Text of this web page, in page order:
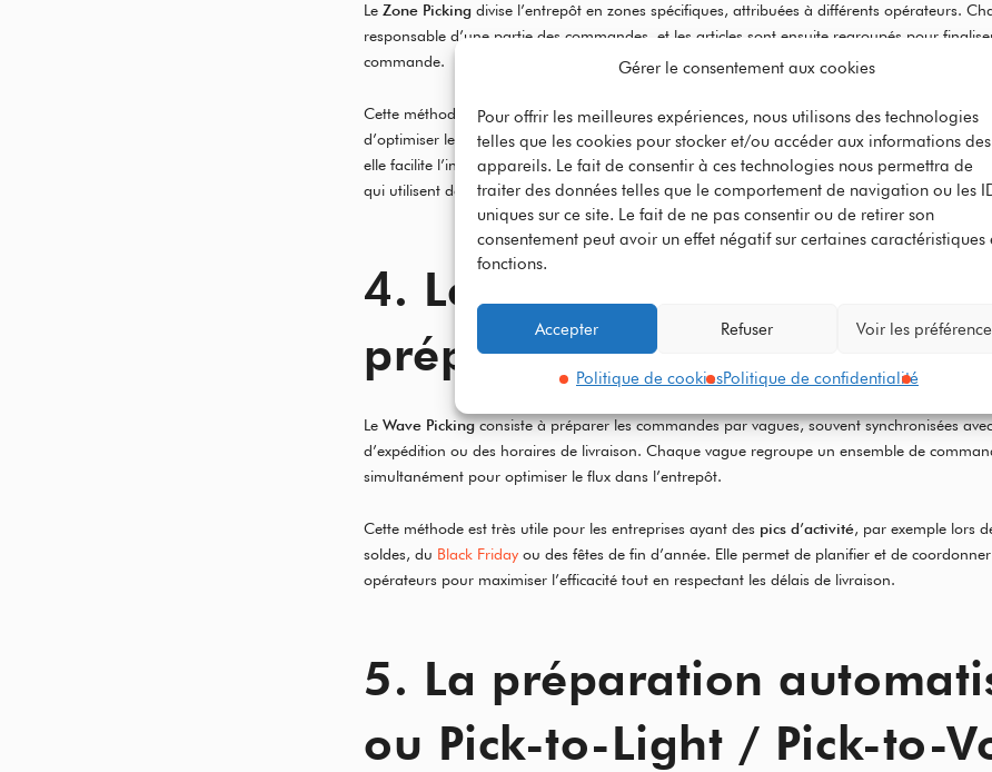
Gérer le consentement aux cookies
Pour offrir les meilleures expériences, nous utilisons des technologies
telles que les cookies pour stocker et/ou accéder aux informations des
appareils. Le fait de consentir à ces technologies nous permettra de
traiter des données telles que le comportement de navigation ou les
uniques sur ce site. Le fait de ne pas consentir ou de retirer son
consentement peut avoir un effet négatif sur certaines caractéristiques
fonctions.
Accepter Refuser Voir les
Politique de cookiesPolitique de confidentialité
Le Zone Picking divise l’entrepôt en zones spécifiques, attribuées à différents opérateurs.
responsable d’une partie des commandes, et les articles sont ensuite regroupés pour
commande.
Cette méthode est idéale pour les entrepôts de grande taille avec une grande diversité de
d’optimiser le déplacement des opérateurs et de limiter les risques de congestion dans
elle facilite l’intégration de la préparation de commandes avec lalogistique automatisée,
qui utilisent des convoyeurs ou des systèmes de tri.
4. Le Wave Picking, ou
préparation par vagues
Le Wave Pickingconsiste à préparer les commandes par vagues, souvent synchronisées
d’expédition ou des horaires de livraison. Chaque vague regroupe un ensemble de
simultanément pour optimiser le flux dans l’entrepôt.
Cette méthode est très utile pour les entreprises ayant des pics d’activité, par exemple lors
soldes, du Black Friday ou des fêtes de fin d’année. Elle permet de planifier et de
opérateurs pour maximiser l’efficacité tout en respectant les délais de livraison.
5. La préparation
ou Pick-to-Light / Pick-to-